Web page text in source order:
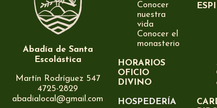
Abadía de Santa
Escolástica
Martín Rodríguez 547
4725-2829
abadialocal@gmail.com
Conocer
nuestra
vida
Conocer el
monasterio
HORARIOS
OFICIO
DIVINO
HOSPEDERÍA